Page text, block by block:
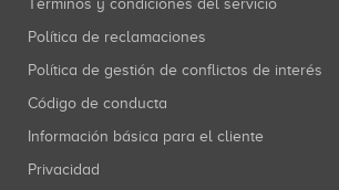
Términos y condiciones del servicio
Política de reclamaciones
Política de gestión de conflictos de interés
Código de conducta
Información básica para el cliente
Privacidad